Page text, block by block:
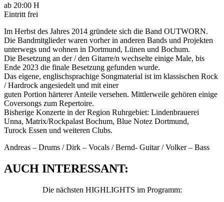
ab 20:00 H
Eintritt frei
Im Herbst des Jahres 2014 gründete sich die Band OUTWORN.
Die Bandmitglieder waren vorher in anderen Bands und Projekten
unterwegs und wohnen in Dortmund, Lünen und Bochum.
Die Besetzung an der / den Gitarre/n wechselte einige Male, bis
Ende 2023 die finale Besetzung gefunden wurde.
Das eigene, englischsprachige Songmaterial ist im klassischen Rock
/ Hardrock angesiedelt und mit einer
guten Portion härterer Anteile versehen. Mittlerweile gehören einige
Coversongs zum Repertoire.
Bisherige Konzerte in der Region Ruhrgebiet: Lindenbrauerei
Unna, Matrix/Rockpalast Bochum, Blue Notez Dortmund,
Turock Essen und weiteren Clubs.
Andreas – Drums / Dirk – Vocals / Bernd- Guitar / Volker – Bass
AUCH INTERESSANT:
Die nächsten HIGHLIGHTS im Programm: